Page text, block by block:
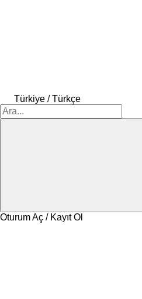
Türkiye / Türkçe
Oturum Aç / Kayıt Ol